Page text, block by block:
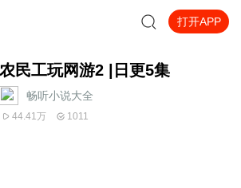
打开APP
农民工玩网游2 |日更5集
畅听小说大全
44.41万 1011